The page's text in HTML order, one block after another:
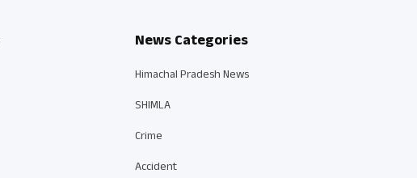
News Categories
Himachal Pradesh News
SHIMLA
Crime
Accident